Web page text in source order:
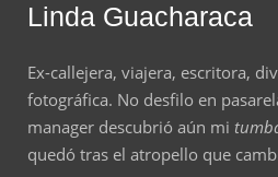
Linda Guacharaca
Ex-callejera, viajera, escritora,
fotográfica. No desfilo en
manager descubrió aún mi
quedó tras el atropello que